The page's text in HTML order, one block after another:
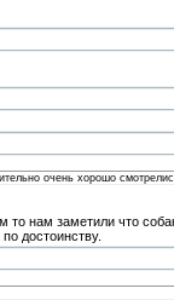
очень хорошо
нам заметили что
достоинству.